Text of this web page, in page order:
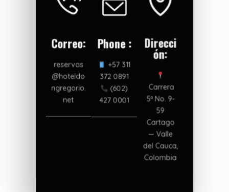
Correo:
reservas
@hoteldo
ngregorio.
net
Phone :
+57 311
372 0891
(602)
427 0001
Direcci
Ón:
Carrera
5ª No. 9-
59
Cartago
— Valle
del Cauca,
Colombia